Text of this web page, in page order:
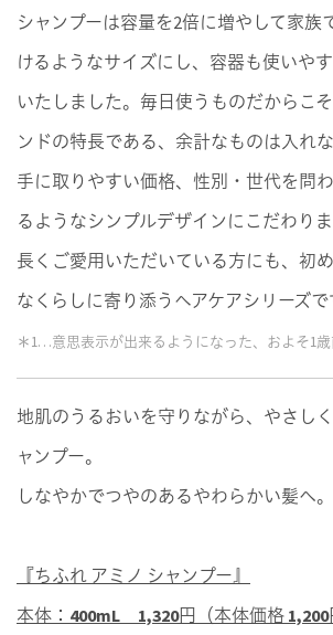
シャンプーは容量を2倍に増やして家族
けるようなサイズにし、容器も使いや
いたしました。毎日使うものだからこ
ンドの特長である、余計なものは入れ
手に取りやすい価格、性別・世代を問
るようなシンプルデザインにこだわりま
長くご愛用いただいている方にも、初
なくらしに寄り添うヘアケアシリーズで
＊1…意思表示が出来るようになった、およそ1歳
地肌のうるおいを守りながら、やさし
ャンプー。
しなやかでつやのあるやわらかい髪へ。
『ちふれ アミノ シャンプー』
本体：400mL 1,320円（本体価格 1,200